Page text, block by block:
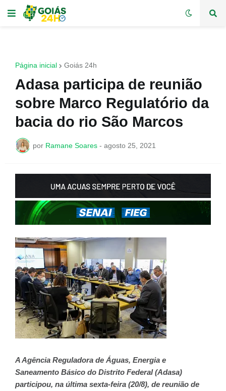
Página inicial Goiás 24h
Adasa participa de reunião
sobre Marco Regulatório da
bacia do rio São Marcos
por Ramane Soares - agosto 25, 2021
A Agência Reguladora de Águas, Energia e
Saneamento Básico do Distrito Federal (Adasa)
participou, na última sexta-feira (20/8), de reunião de